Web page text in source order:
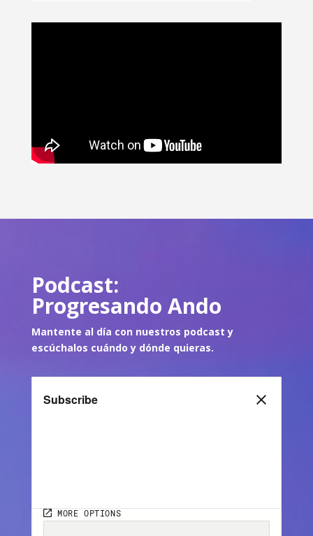
Podcast:
Progresando Ando
Mantente al día con nuestros podcast y
escúchalos cuándo y dónde quieras.